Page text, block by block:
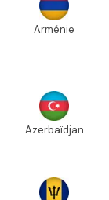
Arménie
Azerbaïdjan